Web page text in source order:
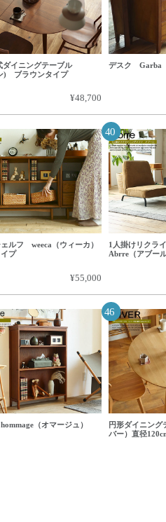
ダイニングテーブル
) ブラウンタイプ
¥48,700
デスク Garba
ルフ weeca（ウィーカ）
プ
¥55,000
1人掛けリクラ
Abrre（アブール
（オマージュ）
円形ダイニン
バー）直径